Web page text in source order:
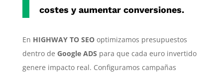
costes y aumentar conversiones.
En HIGHWAY TO SEOoptimizamos presupuestos
dentro de Google ADS para que cada euro invertido
genere impacto real. Configuramos campañas